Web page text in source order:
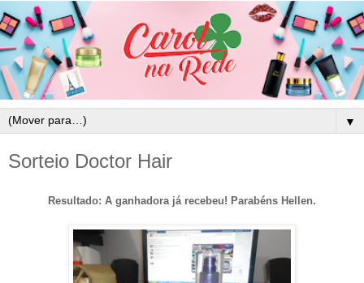
▼
Sorteio Doctor Hair
Resultado: A ganhadora já recebeu! Parabéns Hellen.